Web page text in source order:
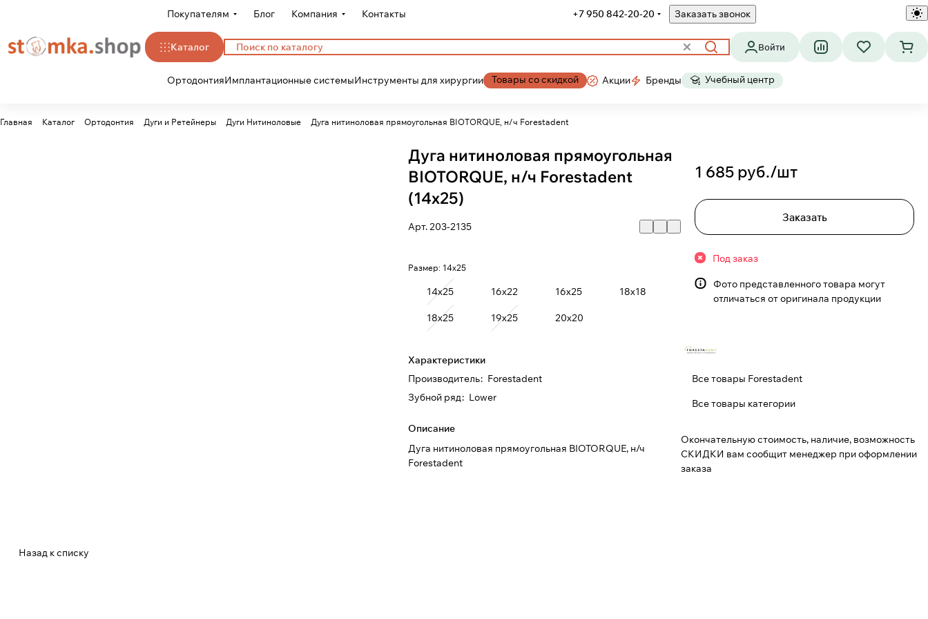
Покупателям Блог Компания Контакты +7 950 842-20-20 Заказать звонок
Каталог Войти
ОртодонтияИмплантационные системыИнструменты для хирургии Товары со скидкой Акции Бренды Учебный центр
Главная Каталог Ортодонтия Дуги и Ретейнеры Дуги Нитиноловые Дуга нитиноловая прямоугольная BIOTORQUE, н/ч Forestadent
Дуга нитиноловая прямоугольная
BIOTORQUE, н/ч Forestadent
(14х25)
Арт.203-2135
Размер: 14х25
14х25 16х22 16х25 18х18
18х25 19х25 20х20
Характеристики
Производитель: Forestadent
Зубной ряд: Lower
Описание
Дуга нитиноловая прямоугольная BIOTORQUE, н/ч
Forestadent
1 685 руб./шт
Заказать
Под заказ
Фото представленного товара могут
отличаться от оригинала продукции
Все товары Forestadent
Все товары категории
Окончательную стоимость, наличие, возможность
СКИДКИ вам сообщит менеджер при оформлении
заказа
Назад к списку